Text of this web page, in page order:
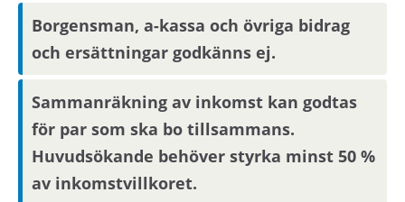
Borgensman, a-kassa och övriga bidrag
och ersättningar godkänns ej.
Sammanräkning av inkomst kan godtas
för par som ska bo tillsammans.
Huvudsökande behöver styrka minst 50 %
av inkomstvillkoret.